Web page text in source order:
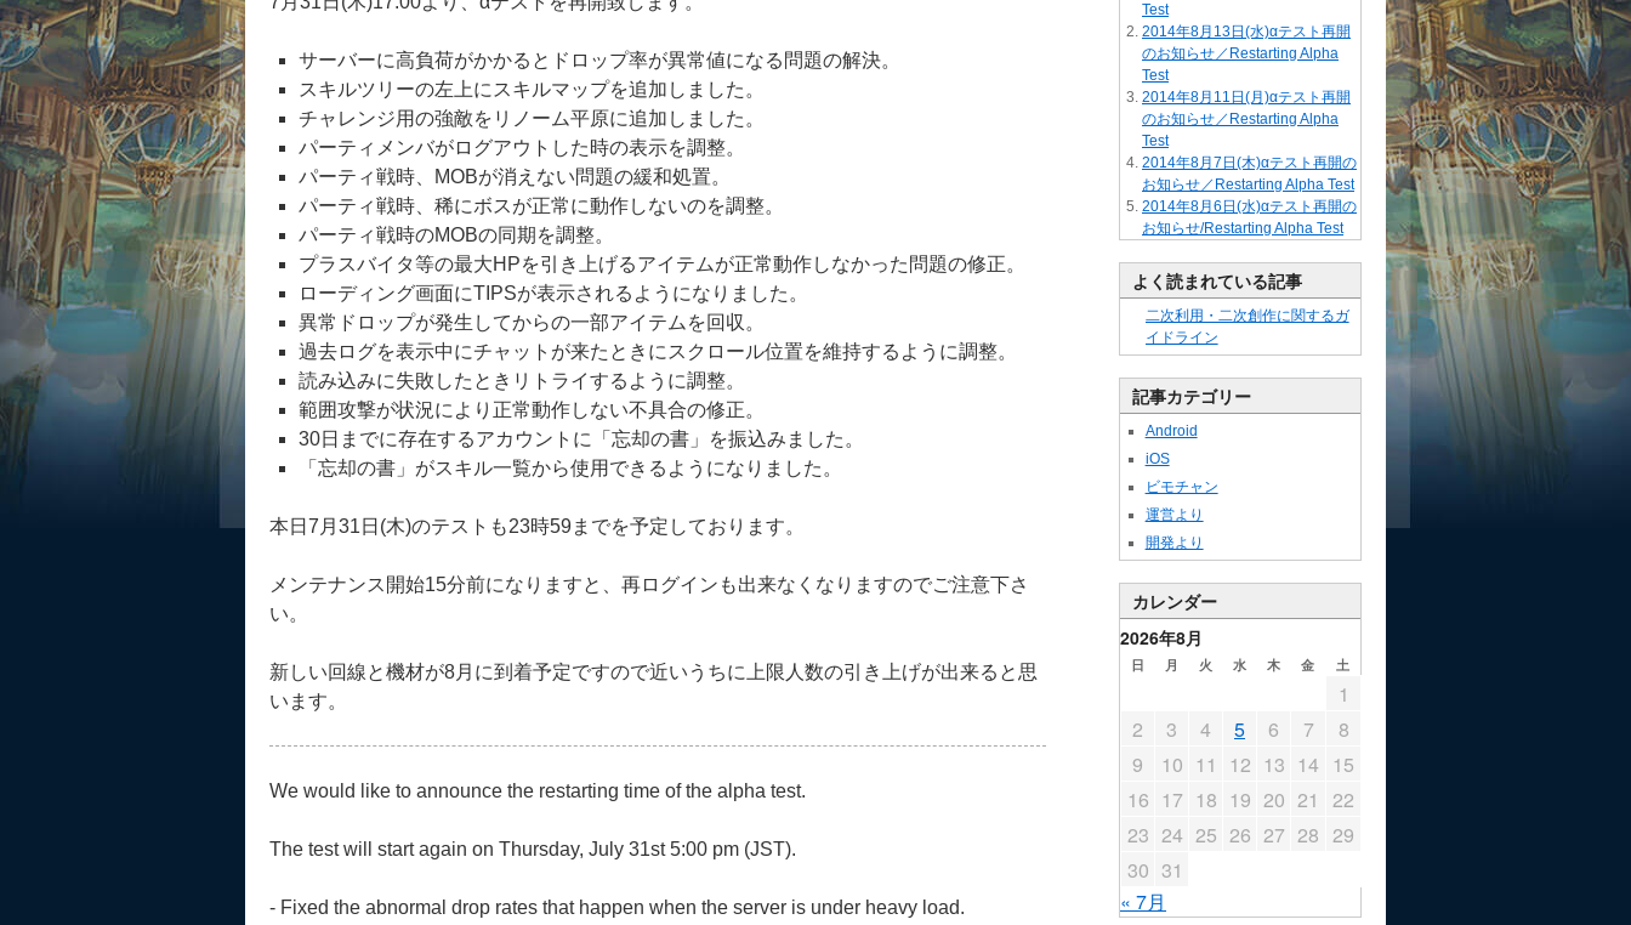
サーバーに高負荷がかかるとドロップ率が異常値になる問題の解決。
スキルツリーの左上にスキルマップを追加しました。
チャレンジ用の強敵をリノーム平原に追加しました。
パーティメンバがログアウトした時の表示を調整。
パーティ戦時、MOBが消えない問題の緩和処置。
パーティ戦時、稀にボスが正常に動作しないのを調整。
パーティ戦時のMOBの同期を調整。
プラスバイタ等の最大HPを引き上げるアイテムが正常動作しなかった問題の修正。
ローディング画面にTIPSが表示されるようになりました。
異常ドロップが発生してからの一部アイテムを回収。
過去ログを表示中にチャットが来たときにスクロール位置を維持するように調整。
読み込みに失敗したときリトライするように調整。
範囲攻撃が状況により正常動作しない不具合の修正。
30日までに存在するアカウントに「忘却の書」を振込みました。
「忘却の書」がスキル一覧から使用できるようになりました。
本日7月31日(木)のテストも23時59までを予定しております。
メンテナンス開始15分前になりますと、再ログインも出来なくなりますのでご注意下さ
い。
新しい回線と機材が8月に到着予定ですので近いうちに上限人数の引き上げが出来ると思
います。
We would like to announce the restarting time of the alpha test.
The test will start again on Thursday, July 31st 5:00 pm (JST).
- Fixed the abnormal drop rates that happen when the server is under heavy load.
Test
2014年8月13日(水)αテスト再開
のお知らせ／Restarting Alpha
Test
2014年8月11日(月)αテスト再開
のお知らせ／Restarting Alpha
Test
2014年8月7日(木)αテスト再開の
お知らせ／Restarting Alpha Test
2014年8月6日(水)αテスト再開の
お知らせ/Restarting Alpha Test
よく読まれている記事
二次利用・二次創作に関するガ
イドライン
記事カテゴリー
Android
iOS
ビモチャン
運営より
開発より
カレンダー
2026年8月
日 月 火 水 木 金 土
« 7月
1
2
3 4 5 6 7
8
9
10 11 12 13 14 15
16 17 18 19 20 21
22
23 24 25 26 27 28 29
30 31